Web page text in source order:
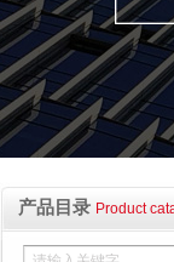
产品目录 Product